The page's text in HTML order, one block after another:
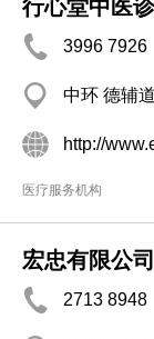
行心堂中医
3996 7926
中环 德辅
http://
医疗服务机构
宏忠有限公司
2713 8948